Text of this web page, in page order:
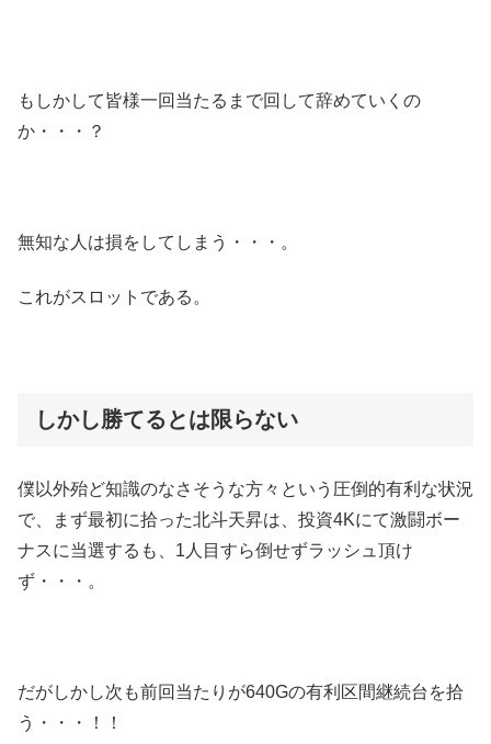
もしかして皆様一回当たるまで回して辞めていくの
か・・・？
無知な人は損をしてしまう・・・。
これがスロットである。
しかし勝てるとは限らない
僕以外殆ど知識のなさそうな方々という圧倒的有利な状況
で、まず最初に拾った北斗天昇は、投資4Kにて激闘ボー
ナスに当選するも、1人目すら倒せずラッシュ頂け
ず・・・。
だがしかし次も前回当たりが640Gの有利区間継続台を拾
う・・・！！